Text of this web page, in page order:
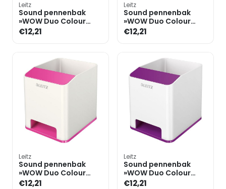
Leitz
Sound pennenbak
»WOW Duo Colour
5363«
€12,21
Leitz
Sound pennenbak
»WOW Duo Colour
5363«
€12,21
Leitz
Sound pennenbak
»WOW Duo Colour
5363«
€12,21
Leitz
Sound pennenbak
»WOW Duo Colour
5363«
€12,21